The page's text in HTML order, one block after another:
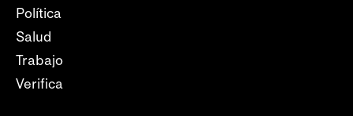
Política
Salud
Trabajo
Verifica